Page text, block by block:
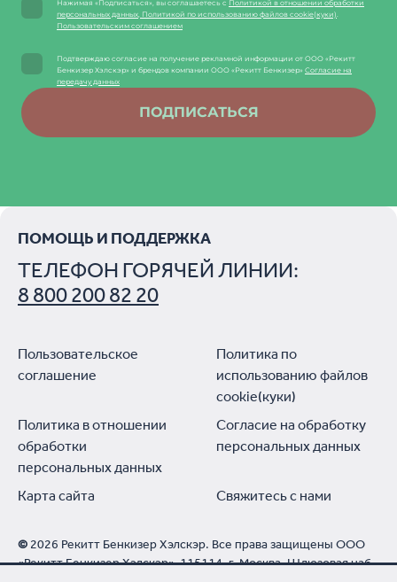
Нажимая «Подписаться», вы соглашаетесь с Политикой в отношении обработки
персональных данных Политикой по использованию файлов cookie(куки)
Пользовательским соглашением
Подтверждаю согласие на получение рекламной информации от ООО «Рекитт
Бенкизер Хэлскэр» и брендов компании ООО «Рекитт Бенкизер» Согласие на
передачу данных
ПОДПИСАТЬСЯ
ПОМОЩЬ И ПОДДЕРЖКА
ТЕЛЕФОН ГОРЯЧЕЙ ЛИНИИ:
8 800 200 82 20
Пользовательское
соглашение
Политика по
использованию файлов
cookie(куки)
Карта сайта
Согласие на обработку
персональных данных
Политика в отношении
обработки
персональных данных
Свяжитесь с нами
© 2026 Рекитт Бенкизер Хэлскэр. Все права защищены ООО
«Рекитт Бенкизер Хэлскэр», 115114, г. Москва, Шлюзовая наб.